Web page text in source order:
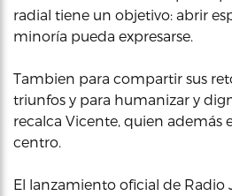
radial tiene un objetivo: abrir
minoría pueda expresarse.
Tambien para compartir sus
triunfos y para humanizar y
recalca Vicente, quien además
centro.
El lanzamiento oficial de Radio